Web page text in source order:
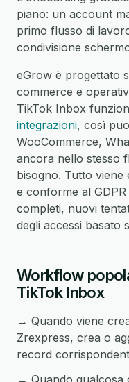
piano: un account
primo flusso di
condivisione
eGrow è progettato
commerce e
TikTok Inbox
integrazioni, così
WooCommerce,
ancora nello stesso
bisogno. Tutto viene
e conforme al
completi, nuovi
degli accessi basato
Workflow
TikTok Inbox
→ Quando viene
Zrexpress, crea o
record
→ Quando qualcosa